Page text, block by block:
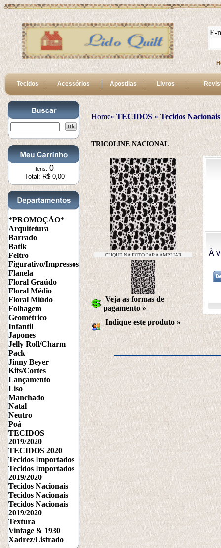
E-
Tecidos Acessórios Apostilas Livros
Itens: 0
Total: R$ 0,00
*PROMOÇÃO*
Arquitetura
Barrado
Batik
Feltro
Figurativo/Impressos
Flanela
Floral Graúdo
Floral Médio
Floral Miúdo
Folhagem
Geométrico
Infantil
Japones
Jelly Roll/Charm
Pack
Jinny Beyer
Kits/Cortes
Lançamento
Liso
Manchado
Natal
Neutro
Poá
TECIDOS
2019/2020
TECIDOS 2020
Tecidos Importados
Tecidos Importados
2019/2020
Tecidos Nacionais
Tecidos Nacionais
Tecidos Nacionais
2019/2020
Textura
Vintage & 1930
Xadrez/Listrado
Home»TECIDOS » Tecidos Nacionais
TRICOLINE NACIONAL
CLIQUE NA FOTO PARA AMPLIAR À
Veja as formas de
pagamento »
Indique este produto »